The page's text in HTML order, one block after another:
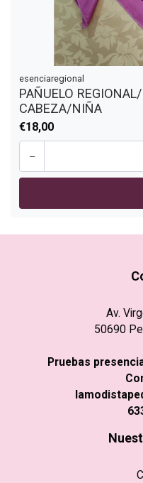
esenciaregional
PAÑUELO
CABEZA/NIÑA
€18,00
-
Av.
50690
Pruebas